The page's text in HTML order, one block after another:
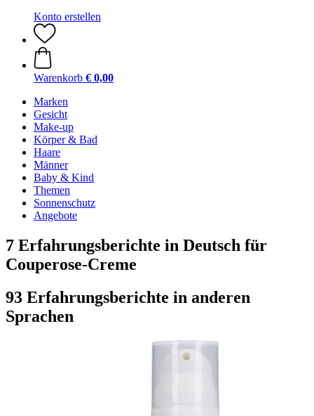
Konto erstellen
Warenkorb € 0,00
Marken
Gesicht
Make-up
Körper & Bad
Haare
Männer
Baby & Kind
Themen
Sonnenschutz
Angebote
7 Erfahrungsberichte in Deutsch für
Couperose-Creme
93 Erfahrungsberichte in anderen
Sprachen